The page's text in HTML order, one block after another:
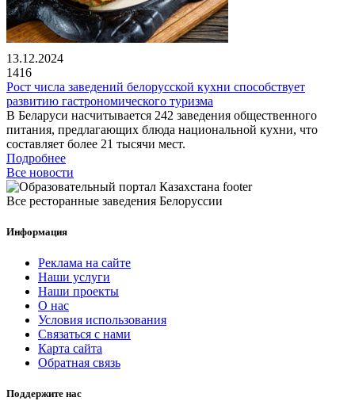
13.12.2024
1416
Рост числа заведений белорусской кухни способствует
развитию гастрономического туризма
В Беларуси насчитывается 242 заведения общественного
питания, предлагающих блюда национальной кухни, что
составляет более 21 тысячи мест.
Подробнее
Все новости
Все ресторанные заведения Белоруссии
Информация
Реклама на сайте
Наши услуги
Наши проекты
О нас
Условия использования
Связаться с нами
Карта сайта
Обратная связь
Поддержите нас